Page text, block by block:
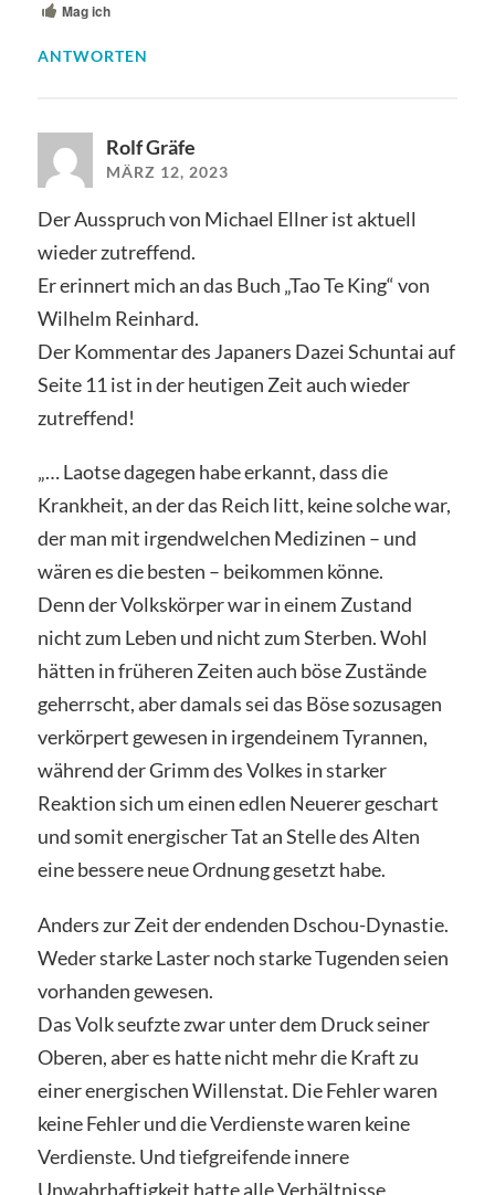
Mag ich
ANTWORTEN
Rolf Gräfe
MÄRZ 12, 2023
Der Ausspruch von Michael Ellner ist aktuell
wieder zutreffend.
Er erinnert mich an das Buch „Tao Te King“ von
Wilhelm Reinhard.
Der Kommentar des Japaners Dazei Schuntai auf
Seite 11 ist in der heutigen Zeit auch wieder
zutreffend!
„… Laotse dagegen habe erkannt, dass die
Krankheit, an der das Reich litt, keine solche war,
der man mit irgendwelchen Medizinen – und
wären es die besten – beikommen könne.
Denn der Volkskörper war in einem Zustand
nicht zum Leben und nicht zum Sterben. Wohl
hätten in früheren Zeiten auch böse Zustände
geherrscht, aber damals sei das Böse sozusagen
verkörpert gewesen in irgendeinem Tyrannen,
während der Grimm des Volkes in starker
Reaktion sich um einen edlen Neuerer geschart
und somit energischer Tat an Stelle des Alten
eine bessere neue Ordnung gesetzt habe.
Anders zur Zeit der endenden Dschou-Dynastie.
Weder starke Laster noch starke Tugenden seien
vorhanden gewesen.
Das Volk seufzte zwar unter dem Druck seiner
Oberen, aber es hatte nicht mehr die Kraft zu
einer energischen Willenstat. Die Fehler waren
keine Fehler und die Verdienste waren keine
Verdienste. Und tiefgreifende innere
Unwahrhaftigkeit hatte alle Verhältnisse